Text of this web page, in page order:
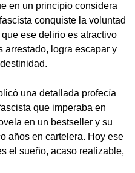
en un principio considera
conquiste la voluntad
ese delirio es atractivo
arrestado, logra escapar y
una detallada profecía
que imperaba en
en un bestseller y su
años en cartelera. Hoy ese
el sueño, acaso realizable,